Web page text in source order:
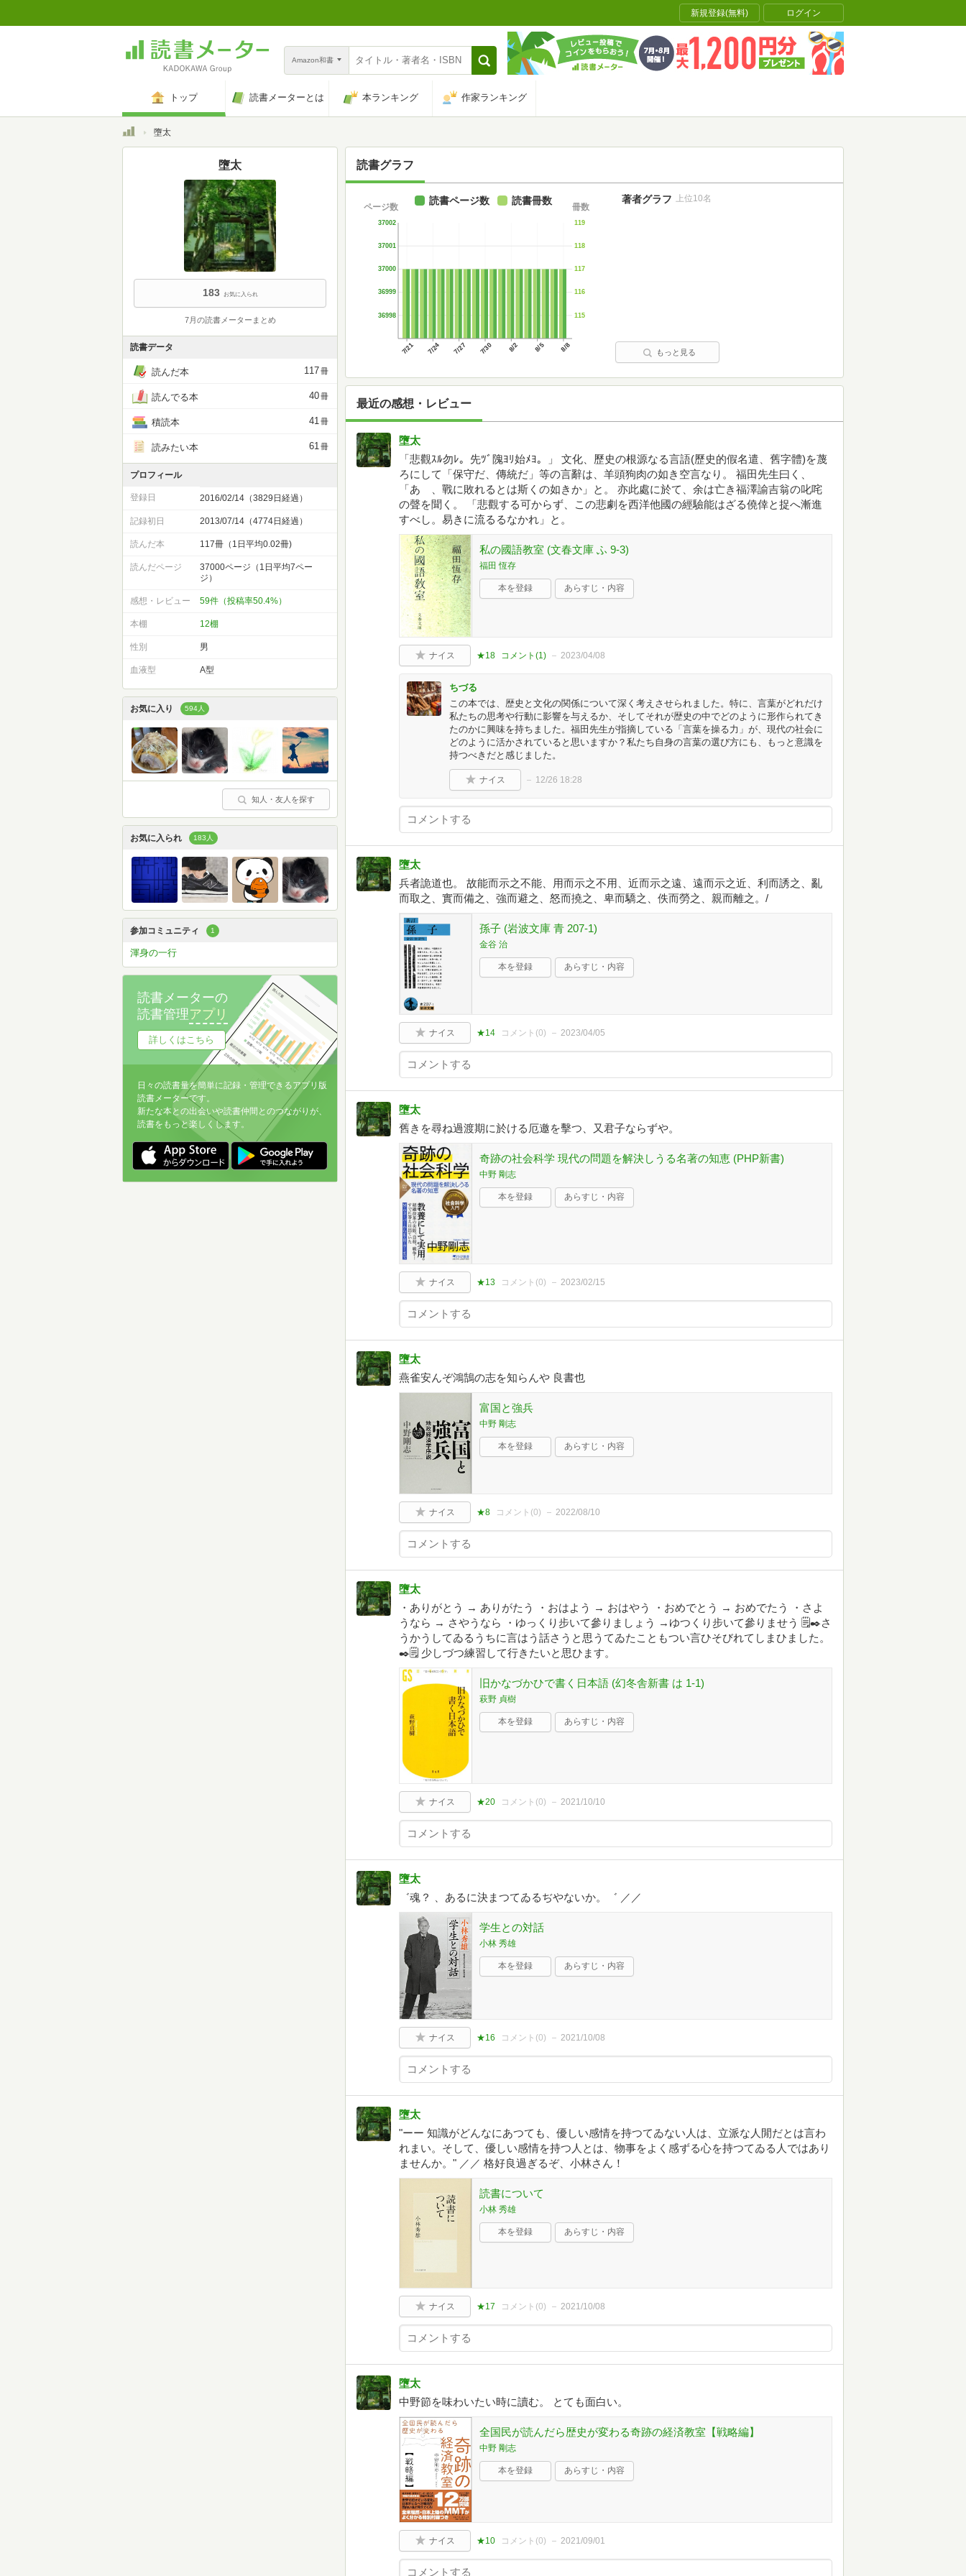
新規登録(無料) ログイン
Amazon和書
トップ 読書メーターとは 本ランキング 作家ランキング
トップ墮太
読書グラフ
7/21 7/24 7/27 7/30 8/2 8/5 8/8
36998
36999
37000
37001
37002
ページ数
115
116
117
118
119
冊数
読書ページ数 読書冊数 著者グラフ 上位10名
もっと見る
最近の感想・レビュー
墮太
「悲觀ｽﾙ勿ﾚ。先ﾂﾞ隗ﾖﾘ始ﾒﾖ。」 文化、歷史の根源なる言語(歷史的假名遣、舊字體)を蔑
ろにして「保守だ、傳統だ」等の言辭は、羊頭狗肉の如き空言なり。 福田先生曰く、
「あゝ、戰に敗れるとは斯くの如きか」と。 亦此處に於て、余は亡き福澤諭吉翁の叱咤
の聲を聞く。 「悲觀する可からず、この悲劇を西洋他國の經驗能はざる僥倖と捉へ漸進
すべし。易きに流るるなかれ」と。
私の國語教室 (文春文庫 ふ 9-3)
福田 恆存
本を登録 あらすじ・内容
ナイス ★18 コメント(1) 2023/04/08
ちづる
この本では、歴史と文化の関係について深く考えさせられました。特に、言葉がどれだけ
私たちの思考や行動に影響を与えるか、そしてそれが歴史の中でどのように形作られてき
たのかに興味を持ちました。福田先生が指摘している「言葉を操る力」が、現代の社会に
どのように活かされていると思いますか？私たち自身の言葉の選び方にも、もっと意識を
持つべきだと感じました。
ナイス 12/26 18:28
墮太
兵者詭道也。 故能而示之不能、用而示之不用、近而示之遠、遠而示之近、利而誘之、亂
而取之、實而備之、強而避之、怒而撓之、卑而驕之、佚而勞之、親而離之。/
孫子 (岩波文庫 青 207-1)
金谷 治
本を登録 あらすじ・内容
ナイス ★14 コメント(0) 2023/04/05
墮太
舊きを尋ね過渡期に於ける厄邀を擊つ、又君子ならずや。
奇跡の社会科学 現代の問題を解決しうる名著の知恵 (PHP新書)
中野 剛志
本を登録 あらすじ・内容
ナイス ★13 コメント(0) 2023/02/15
墮太
燕雀安んぞ鴻鵠の志を知らんや 良書也
富国と強兵
中野 剛志
本を登録 あらすじ・内容
ナイス ★8 コメント(0) 2022/08/10
墮太
・ありがとう → ありがたう ・おはよう → おはやう ・おめでとう → おめでたう ・さよ
うなら → さやうなら ・ゆっくり步いて參りましょう →ゆつくり步いて參りませう 🗒✒️さ
うかうしてゐるうちに言はう話さうと思うてゐたこともつい言ひそびれてしまひました。
✒️🗒 少しづつ練習して行きたいと思ひます。
旧かなづかひで書く日本語 (幻冬舎新書 は 1-1)
萩野 貞樹
本を登録 あらすじ・内容
ナイス ★20 コメント(0) 2021/10/10
墮太
゛魂？ 、あるに決まつてゐるぢやないか。゛ ／／
学生との対話
小林 秀雄
本を登録 あらすじ・内容
ナイス ★16 コメント(0) 2021/10/08
墮太
"ーー 知識がどんなにあつても、優しい感情を持つてゐない人は、立派な人閒だとは言わ
れまい。そして、優しい感情を持つ人とは、物事をよく感ずる心を持つてゐる人ではあり
ませんか。" ／／ 格好良過ぎるぞ、小林さん！
読書について
小林 秀雄
本を登録 あらすじ・内容
ナイス ★17 コメント(0) 2021/10/08
墮太
中野節を味わいたい時に讀む。 とても面白い。
全国民が読んだら歴史が変わる奇跡の経済教室【戦略編】
中野 剛志
本を登録 あらすじ・内容
ナイス ★10 コメント(0) 2021/09/01
墮太
183 お気に入られ
7月の読書メーターまとめ
読書データ
読んだ本 117冊
読んでる本 40冊
積読本 41冊
読みたい本 61冊
プロフィール
登録日 2016/02/14（3829日経過）
記録初日 2013/07/14（4774日経過）
読んだ本 117冊（1日平均0.02冊)
読んだページ
37000ページ（1日平均7ペー
ジ）
感想・レビュー 59件（投稿率50.4%）
本棚 12棚
性別 男
血液型 A型
お気に入り 594人
知人・友人を探す
お気に入られ 183人
参加コミュニティ 1
渾身の一行
読書メーターの
読書管理アプリ
詳しくはこちら
日々の読書量を簡単に記録・管理できるアプリ版
読書メーターです。
新たな本との出会いや読書仲間とのつながりが、
読書をもっと楽しくします。